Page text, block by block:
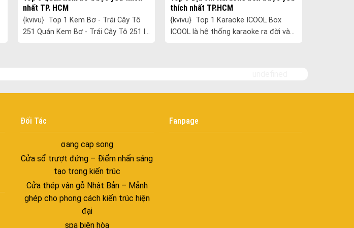
nhất TP. HCM
{kvivu} Top 1 Kem Bơ - Trái Cây Tô
251 Quán Kem Bơ - Trái Cây Tô 251 là
thích nhất TP.HCM
{kvivu} Top 1 Karaoke ICOOL Box
ICOOL là hệ thống karaoke ra đời vào
Đối Tác
Cửa nhôm kín nước kín khí – Bình yên
với những tác nhân bên ngoài
Cửa nhôm xếp trượt – Kết nối không
Cửa nhôm trượt view lớn – Nâng tầm
đẳng cấp sống
Cửa sổ trượt đứng – Điểm nhấn sáng
tạo trong kiến trúc
Cửa thép vân gỗ Nhật Bản – Mảnh
ghép cho phong cách kiến trúc hiện
đại
spa biên hòa
Fanpage